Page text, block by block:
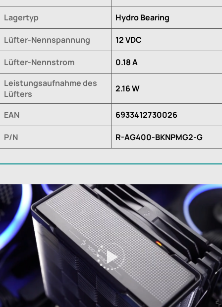
Lagertyp Hydro Bearing
Lüfter-Nennspannung 12 VDC
Lüfter-Nennstrom
0.18 A
Leistungsaufnahme des
Lüfters
2.16 W
EAN 6933412730026
P/N R-AG400-BKNPMG2-G